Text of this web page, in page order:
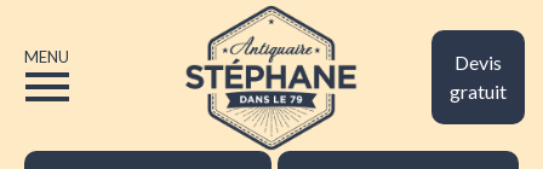
Devis
gratuit
MENU